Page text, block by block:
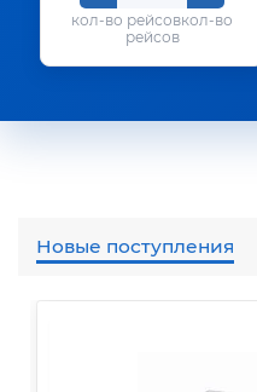
кол-во
рейсов
Новые поступления